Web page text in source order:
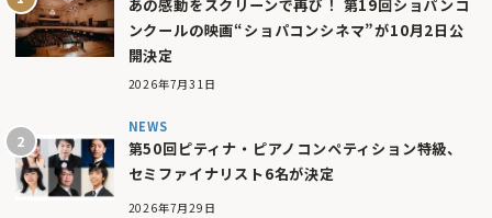
あの感動をスクリーンで再び！ 第19回ショパンコ
ンクールの映画“ショパコンシネマ”が10月2日公
開決定
2026年7月31日
NEWS
第50回ピティナ・ピアノコンペティション特級、
セミファイナリスト6名が決定
2026年7月29日